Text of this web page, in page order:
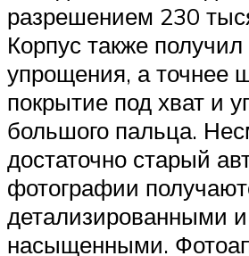
разрешением 230
Корпус также
упрощения, а точнее
покрытие под хват и
большого пальца.
достаточно старый
фотографии
детализированными и
насыщенными.